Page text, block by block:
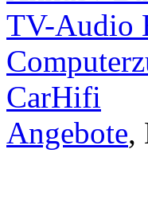
TV-Audio
CarHifi
Angebote,